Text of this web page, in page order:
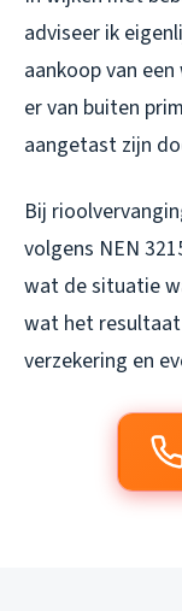
adviseer ik
aankoop van
er van buiten
aangetast zijn
Bij
volgens NEN
wat de situatie
wat het
verzekering en